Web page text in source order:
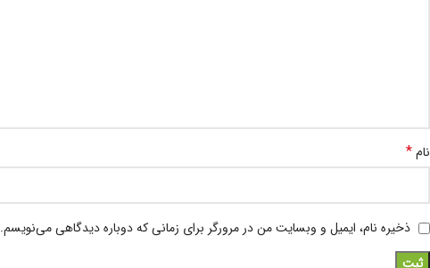
نام*
ذخیره نام، ایمیل و وبسایت من در مرورگر برای زمانی که دوباره دیدگاهی می‌نویسم.